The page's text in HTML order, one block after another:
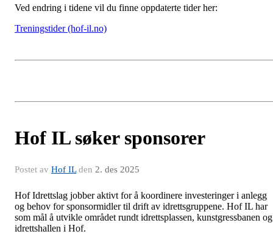
Ved endring i tidene vil du finne oppdaterte tider her:
Treningstider (hof-il.no)
Hof IL søker sponsorer
Postet av Hof ILden 2. des 2025
Hof Idrettslag jobber aktivt for å koordinere investeringer i anlegg
og behov for sponsormidler til drift av idrettsgruppene. Hof IL har
som mål å utvikle området rundt idrettsplassen, kunstgressbanen og
idrettshallen i Hof.